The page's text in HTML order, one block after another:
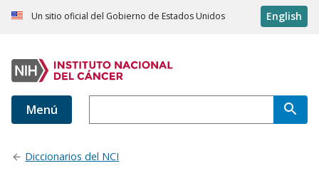
Un sitio oficial del Gobierno de Estados Unidos English
Menú
Diccionarios del NCI